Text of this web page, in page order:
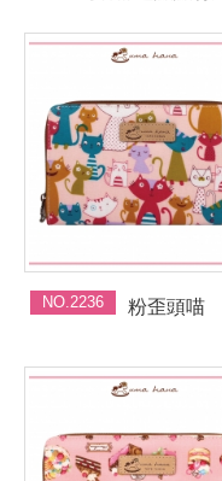
NO.2236 粉歪頭喵